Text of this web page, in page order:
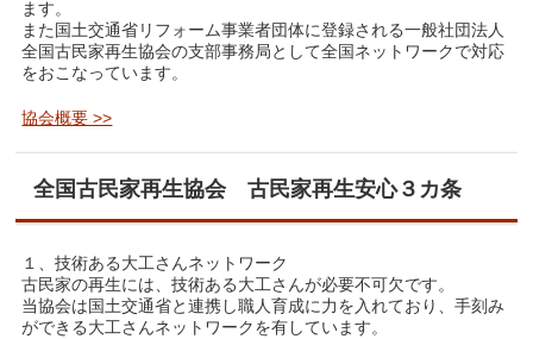
ます。
また国土交通省リフォーム事業者団体に登録される一般社団法人
全国古民家再生協会の支部事務局として全国ネットワークで対応
をおこなっています。
協会概要 >>
全国古民家再生協会 古民家再生安心３カ条
１、技術ある大工さんネットワーク
古民家の再生には、技術ある大工さんが必要不可欠です。
当協会は国土交通省と連携し職人育成に力を入れており、手刻み
ができる大工さんネットワークを有しています。